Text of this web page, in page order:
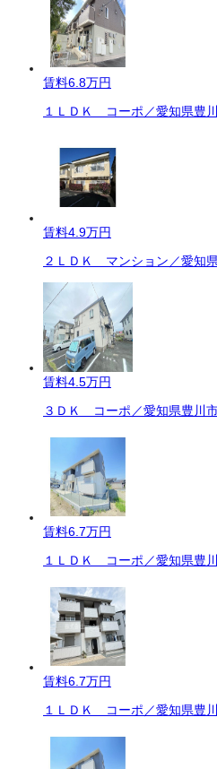
賃料6.8万円
１ＬＤＫ コーポ／愛知県豊
賃料4.9万円
２ＬＤＫ マンション／愛知
賃料4.5万円
３ＤＫ コーポ／愛知県豊川
賃料6.7万円
１ＬＤＫ コーポ／愛知県豊
賃料6.7万円
１ＬＤＫ コーポ／愛知県豊